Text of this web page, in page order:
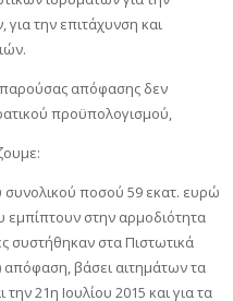
την επιτάχυνση και
παρούσας απόφασης δεν
προϋπολογισμού,
ποσού 59 εκατ. ευρώ
στην αρμοδιότητα
συστήθηκαν στα Πιστωτικά
απόφαση, βάσει αιτημάτων τα
21η Ιουλίου 2015 και για τα